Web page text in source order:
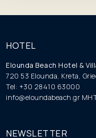
HOTEL
Elounda Beach Hotel &
720 53 Elounda, Kreta,
Tel: +30 28410 63000
info@eloundabeach.gr
NEWSLETTER